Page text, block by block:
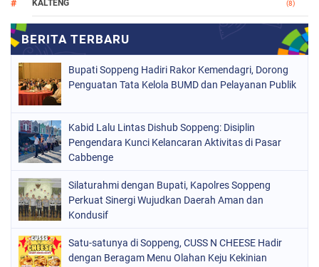
KALTENG (8)
(112)
NASIONAL (965)
ORGANISASI (212)
PERISTIWA
POLITIK
POLRI
SOPPENG
SULSEL
Bupati Soppeng Hadiri Rakor Kemendagri, Dorong
Penguatan Tata Kelola BUMD dan Pelayanan Publik
Kabid Lalu Lintas Dishub Soppeng: Disiplin
Pengendara Kunci Kelancaran Aktivitas di Pasar
Cabbenge
Silaturahmi dengan Bupati, Kapolres Soppeng
Perkuat Sinergi Wujudkan Daerah Aman dan
Kondusif
Satu-satunya di Soppeng, CUSS N CHEESE Hadir
dengan Beragam Menu Olahan Keju Kekinian